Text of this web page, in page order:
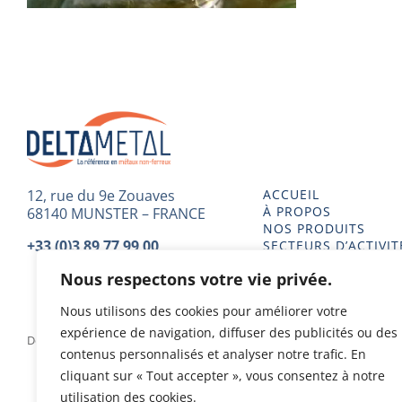
Nous respectons votre vie privée.
Nous utilisons des cookies pour améliorer votre
expérience de navigation, diffuser des publicités ou des
contenus personnalisés et analyser notre trafic. En
cliquant sur « Tout accepter », vous consentez à notre
utilisation des cookies.
12, rue du 9e Zouaves
68140 MUNSTER – FRANCE
+33 (0)3 89 77 99 00
ACCUEIL
À PROPOS
NOS PRODUITS
SECTEURS
Delta Metal 2023 - Tous droits réservés - Conception & Design